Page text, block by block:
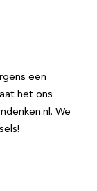
een
het ons
We